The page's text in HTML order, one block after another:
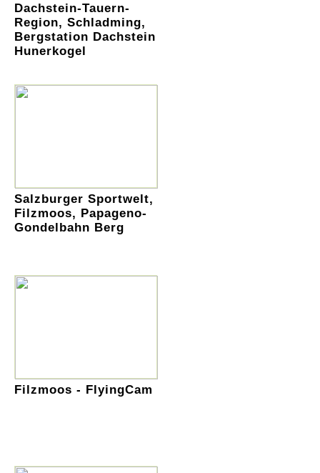
Dachstein-Tauern-
Region, Schladming,
Bergstation Dachstein
Hunerkogel
Salzburger Sportwelt,
Filzmoos, Papageno-
Gondelbahn Berg
Filzmoos - FlyingCam